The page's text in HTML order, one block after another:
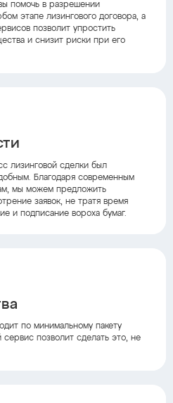
помочь в разрешении
этапе лизингового договора, а
позволит упростить
и снизит риски при его
лизинговой сделки был
Благодаря современным
мы можем предложить
заявок, не тратя время
и подписание вороха бумаг.
по минимальному пакету
позволит сделать это, не